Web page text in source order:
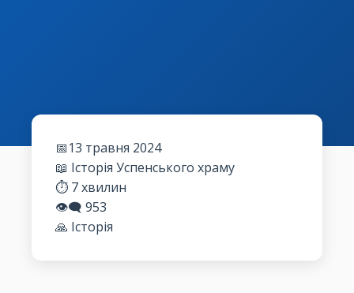
📅13 травня 2024
📖 Історія Успенського храму
⏱️ 7 хвилин
👁️‍🗨️ 953
🙏 Історія